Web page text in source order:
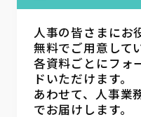
人事の皆さまにお
無料でご用意して
各資料ごとにフォ
ドいただけます。
あわせて、人事業
でお届けします。